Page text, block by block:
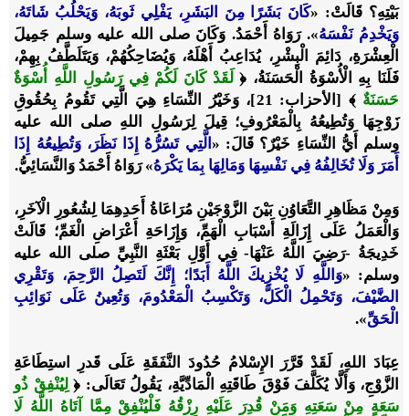
بَيْتِهِ؟ قَالَتْ: «كَانَ بَشَرًا مِنَ البَشَرِ، يَفْلِي ثَوبَهُ، وَيَحْلُبُ شَاتَهُ،
وَيَخْدِمُ نَفْسَهُ». رَوَاهُ أَحْمَدُ. وَكَانَ صلى الله عليه وسلم جَمِيلَ
الْعِشْرَةِ، دَائِمَ الْبِشْرِ، يُدَاعِبُ أَهْلَهُ، وَيُضَاحِكُهُمْ، وَيَتَلَطَّفُ بِهِمْ،
فَلَنَا بِهِ الْأُسْوَةُ الْحَسَنَةُ، ﴿لَقَدْ كَانَ لَكُمْ فِي رَسُولِ اللَّهِ أُسْوَةٌ
حَسَنَةٌ ﴾
[الأحزاب: 21]، وَخَيْرُ النِّسَاءِ هِيَ الَّتِي تَقُومُ بِحُقُوقِ
زَوْجِهَا وَتُطِيعُهُ بِالْمَعْرُوفِ؛ قِيلَ لِرَسُولِ اللهِ صلى الله عليه
وسلم ‌أَيُّ ‌النِّسَاءِ ‌خَيْرٌ؟ قَالَ: « الَّتِي تَسُرُّهُ إِذَا نَظَرَ، وَتُطِيعُهُ إِذَا
أَمَرَ وَلَا تُخَالِفُهُ فِي نَفْسِهَا وَمَالِهَا بِمَا يَكْرَهُ» رَوَاهُ أَحْمَدُ وَالنَّسَائِيُّ.
وَمِنْ مَظَاهِرِ التَّعَاوُنِ بَيْنَ الزَّوْجَيْنِ مُرَاعَاةُ أَحَدِهِمَا لِشُعُورِ الْآخَرِ،
وَالْعَمَلُ عَلَى إِزَالَةِ أَسْبَابِ الْهَمِّ، وَإِزَاحَةِ أَعْرَاضِ الْغَمِّ؛ قَالَتْ
خَدِيجَةُ -رَضِيَ اللَّهُ عَنْهَا- فِي أَوَّلِ بَعْثَةِ النَّبِيِّ صلى الله عليه
وسلم: «وَاللَّهِ لَا يُخْزِيكَ اللَّهُ أَبَدًا؛ إِنَّكَ لَتَصِلُ الرَّحِمَ، وَتَقْرِي
الضَّيْفَ، وَتَحْمِلُ الْكَلَّ، وَتَكْسِبُ الْمَعْدُومَ، وَتُعِينُ عَلَى نَوَائِبِ
الْحَقِّ».
عِبَادَ اللهِ، لَقَدْ قَرَّرَ الإِسْلامُ حُدُودَ النَّفَقَةِ عَلَى قَدرِ استِطَاعَةِ
الزَّوْجِ، وَأَلَّا يُكَلَّفَ فَوْقَ طَاقَتِهِ الْمَادِّيَّةِ، يَقُولُ تَعَالَى: ﴿لِيُنْفِقْ ذُو
سَعَةٍ مِنْ سَعَتِهِ وَمَنْ قُدِرَ عَلَيْهِ رِزْقُهُ فَلْيُنْفِقْ مِمَّا آتَاهُ اللَّهُ لَا